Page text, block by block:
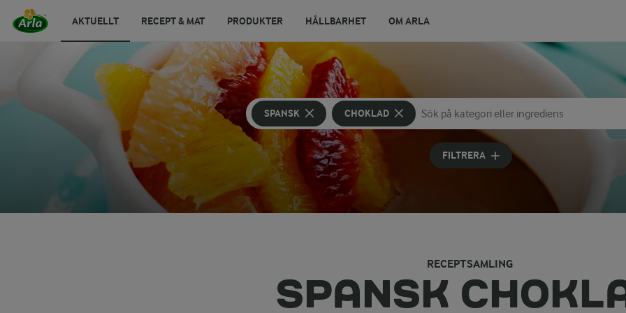
AKTUELLT RECEPT & MAT PRODUKTER HÅLLBARHET OM ARLA
SPANSK CHOKLAD
Sök på kategori eller ingrediens
Skriv in sökord för att få förslag
FILTRERA
RECEPTSAMLING
SPANSK